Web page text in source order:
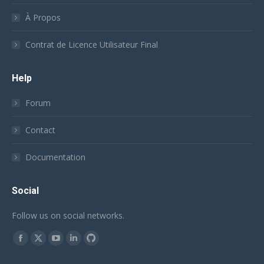
À Propos
Contrat de Licence Utilisateur Final
Help
Forum
Contact
Documentation
Social
Follow us on social networks.
Trouvez nous sur :
Facebook
X
YouTube
LinkedInGithub